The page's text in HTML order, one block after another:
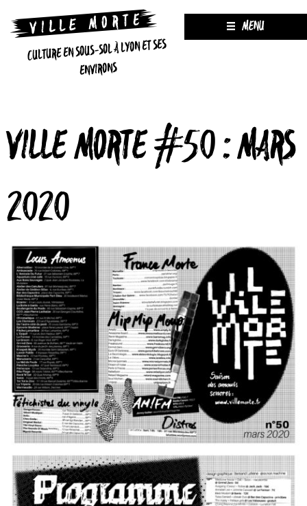
CULTURE EN SOUS-SOL À LYON ET SES
ENVIRONS
MENU
VILLE MORTE #50 : MARS
2020